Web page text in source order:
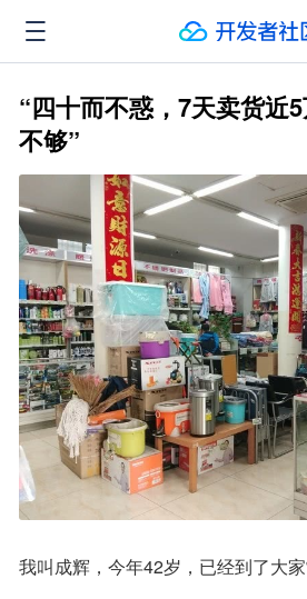
“四十而不惑，7天卖货近
不够”
我叫成辉，今年42岁，已经到了大家